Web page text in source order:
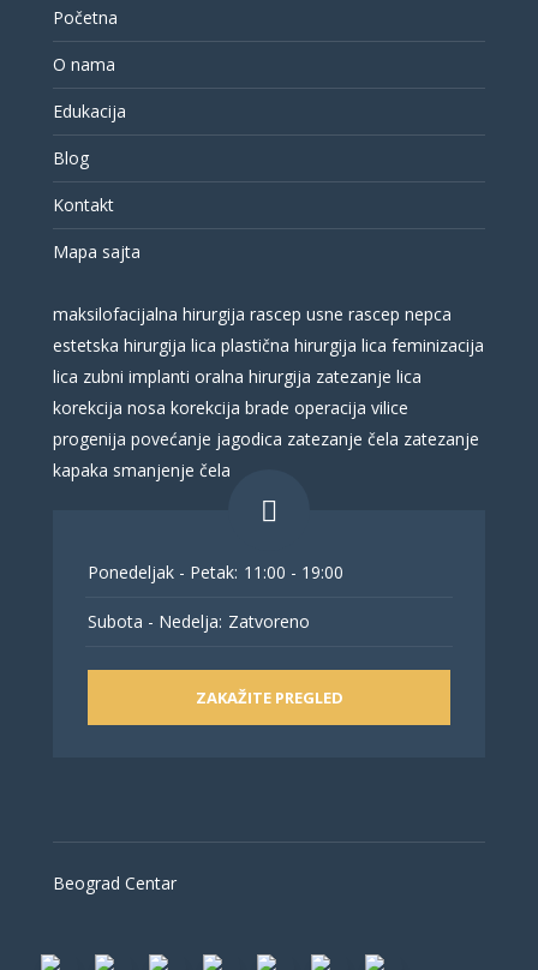
Početna
O nama
Edukacija
Blog
Kontakt
Mapa sajta
maksilofacijalna hirurgija rascep usne rascep nepca
estetska hirurgija lica plastična hirurgija lica feminizacija
lica zubni implanti oralna hirurgija zatezanje lica
korekcija nosa korekcija brade operacija vilice
progenija povećanje jagodica zatezanje čela zatezanje
kapaka smanjenje čela
Ponedeljak - Petak: 11:00 - 19:00
Subota - Nedelja: Zatvoreno
ZAKAŽITE PREGLED
Beograd Centar